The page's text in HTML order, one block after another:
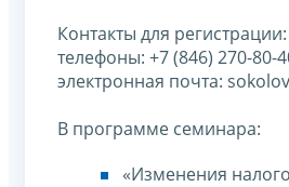
Контакты для регистрации:
телефоны: +7 (846) 270-80-
электронная почта:
В программе семинара:
«Изменения